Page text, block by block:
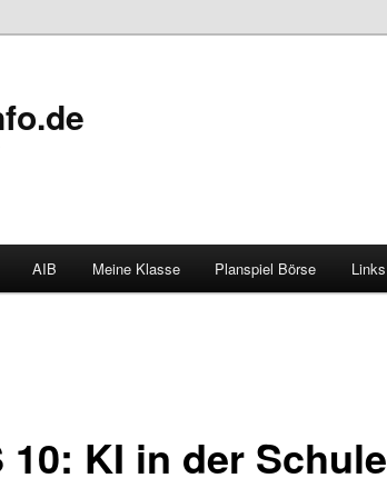
AIB Meine Klasse Planspiel Börse Links
10: KI in der Schule